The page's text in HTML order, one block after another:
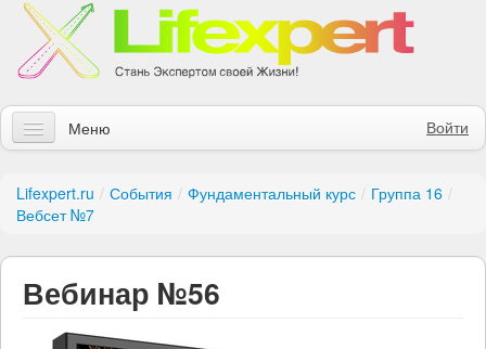
Войти
Меню
Инструменты
Обучение
Контакты
Lifexpert.ru / События / Фундаментальный курс / Группа 16 /
Вебсет №7
Вебинар №56